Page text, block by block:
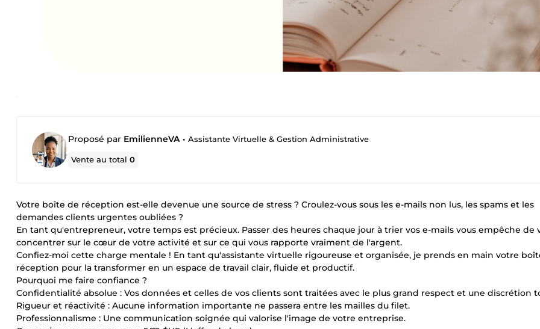
Proposé par EmilienneVA • Assistante Virtuelle & Gestion Administrative
Vente au total0
Votre boîte de réception est-elle devenue une source de stress ? Croulez-vous sous les e-mails non lus, les spams et les
demandes clients urgentes oubliées ?
En tant qu'entrepreneur, votre temps est précieux. Passer des heures chaque jour à trier vos e-mails vous empêche de
concentrer sur le cœur de votre activité et sur ce qui vous rapporte vraiment de l'argent.
Confiez-moi cette charge mentale ! En tant qu'assistante virtuelle rigoureuse et organisée, je prends en main votre
réception pour la transformer en un espace de travail clair, fluide et productif.
Pourquoi me faire confiance ?
Confidentialité absolue : Vos données et celles de vos clients sont traitées avec le plus grand respect et une discrétion
Rigueur et réactivité : Aucune information importante ne passera entre les mailles du filet.
Professionnalisme : Une communication soignée qui valorise l'image de votre entreprise.